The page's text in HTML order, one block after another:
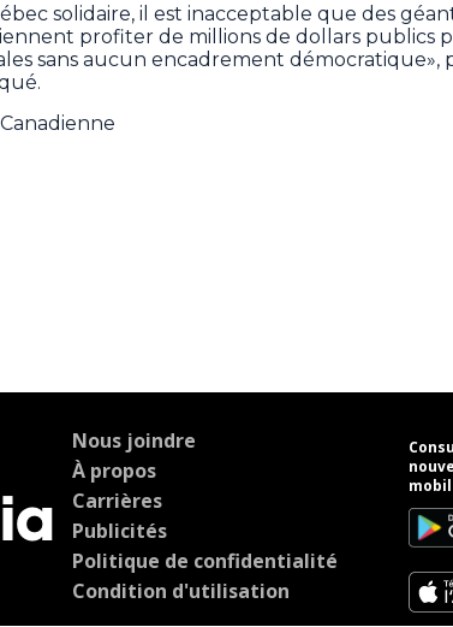
solidaire, il est inacceptable que des
profiter de millions de dollars publics
sans aucun encadrement démocratique»,
Nous joindre
À propos
Carrières
Publicités
Politique de confidentialité
Condition d'utilisation